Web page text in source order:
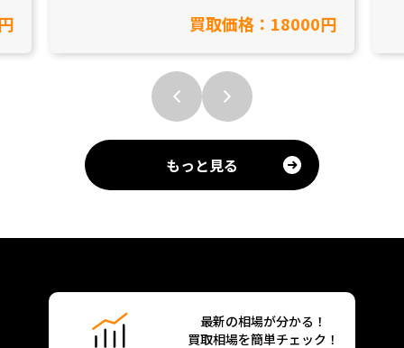
買取価格：18000円
もっと見る
最新の相場が分かる！
買取相場を簡単チェック！